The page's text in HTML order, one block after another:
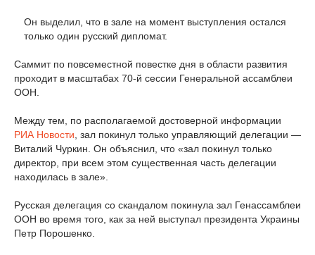
Он выделил, что в зале на момент выступления остался
только один русский дипломат.
Саммит по повсеместной повестке дня в области развития
проходит в масштабах 70-й сессии Генеральной ассамблеи
ООН.
Между тем, по располагаемой достоверной информации
РИА Новости , зал покинул только управляющий делегации —
Виталий Чуркин. Он объяснил, что «зал покинул только
директор, при всем этом существенная часть делегации
находилась в зале».
Русская делегация со скандалом покинула зал Генассамблеи
ООН во время того, как за ней выступал президента Украины
Петр Порошенко.